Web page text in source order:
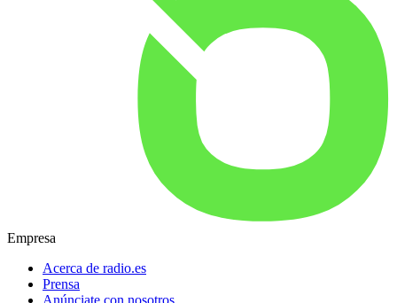
Empresa
Acerca de radio.es
Prensa
Anúnciate con nosotros